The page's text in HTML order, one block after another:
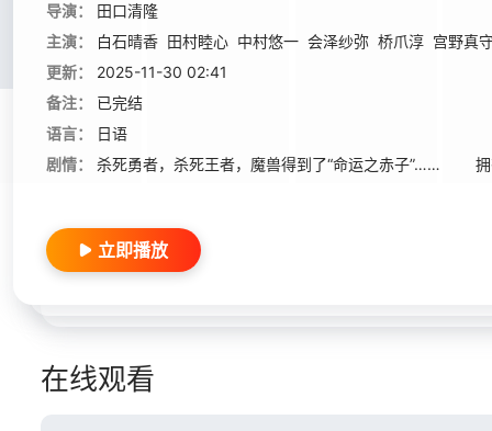
导演：
田口清隆
主演：
白石晴香 田村睦心 中村悠一 会泽纱弥 桥爪淳 宫野真
更新：
2025-11-30 02:41
备注：
已完结
语言：
日语
剧情：
杀死勇者，杀死王者，魔兽得到了“命运之赤子”…… 拥
立即播放
在线观看